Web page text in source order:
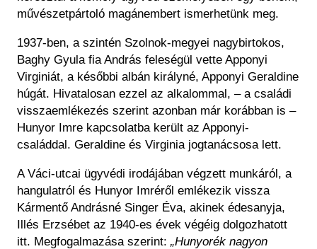
művészetpártoló magánembert ismerhetünk meg.
1937-ben, a szintén Szolnok-megyei nagybirtokos,
Baghy Gyula fia András feleségül vette Apponyi
Virginiát, a későbbi albán királyné, Apponyi Geraldine
húgát. Hivatalosan ezzel az alkalommal, – a családi
visszaemlékezés szerint azonban már korábban is –
Hunyor Imre kapcsolatba került az Apponyi-
családdal. Geraldine és Virginia jogtanácsosa lett.
A Váci-utcai ügyvédi irodájában végzett munkáról, a
hangulatról és Hunyor Imréről emlékezik vissza
Kármentő Andrásné Singer Éva, akinek édesanyja,
Illés Erzsébet az 1940-es évek végéig dolgozhatott
itt. Megfogalmazása szerint: „Hunyorék nagyon